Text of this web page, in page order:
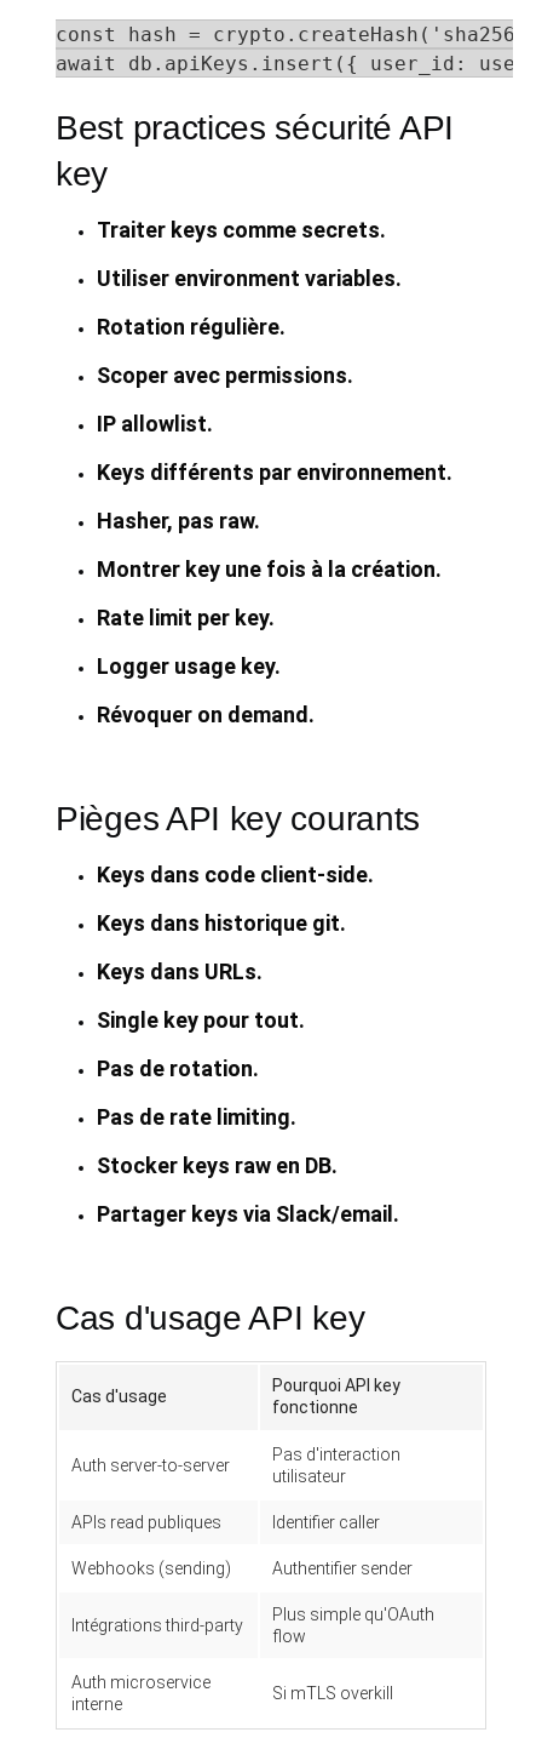
const hash =
await db.apiKeys.insert({ user_id:
Best practices sécurité API
key
Traiter keys comme secrets.
Utiliser environment variables.
Rotation régulière.
Scoper avec permissions.
IP allowlist.
Keys différents par environnement.
Hasher, pas raw.
Montrer key une fois à la création.
Rate limit per key.
Logger usage key.
Révoquer on demand.
Pièges API key courants
Keys dans code client-side.
Keys dans historique git.
Keys dans URLs.
Single key pour tout.
Pas de rotation.
Pas de rate limiting.
Stocker keys raw en DB.
Partager keys via Slack/email.
Cas d'usage API key
Cas d'usage
Pourquoi API key
fonctionne
Auth server-to-server
Pas d'interaction
utilisateur
APIs read publiques Identifier caller
Webhooks (sending) Authentifier sender
Intégrations third-party
Plus simple qu'OAuth
flow
Auth microservice
interne
Si mTLS overkill